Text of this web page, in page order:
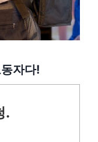
자다!
.